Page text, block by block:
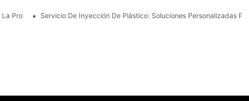
Producción?Servicio De Inyección De Plástico: Soluciones Personalizadas